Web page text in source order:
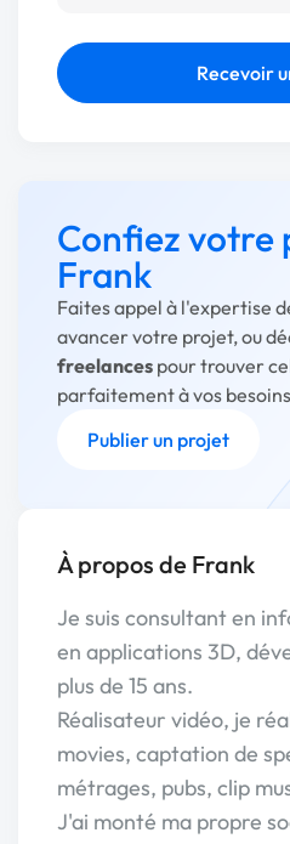
Recevoir
Confiez votre
Frank
Faites appel à l'expertise
avancer votre projet, ou
freelances pour trouver
parfaitement à vos
Publier un projet
À propos de Frank
Je suis consultant en
en applications 3D,
plus de 15 ans.
Réalisateur vidéo, je
movies, captation de
métrages, pubs, clip
J'ai monté ma propre